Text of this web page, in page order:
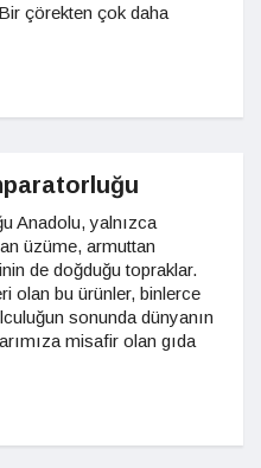
çörekten çok daha
Anadolu, yalnızca
üzüme, armuttan
de doğduğu topraklar.
olan bu ürünler, binlerce
sonunda dünyanın
misafir olan gıda